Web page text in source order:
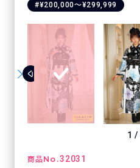
#¥200,000〜¥299,999
1 /
商品No.32031